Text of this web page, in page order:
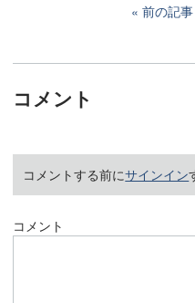
前の記事
コメント
コメントする前にサインイン
コメント